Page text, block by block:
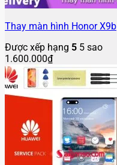
Thay màn hình Honor X9b
Được xếp hạng 5 5 sao
1.600.000₫